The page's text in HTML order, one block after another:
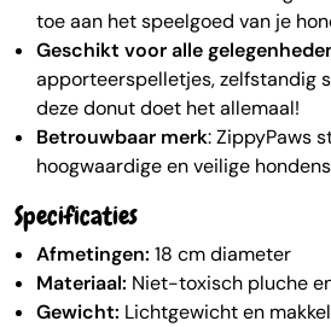
toe aan het speelgoed van je
Geschikt voor alle
apporteerspelletjes, zelfstandig
deze donut doet het allemaal!
Betrouwbaar merk: ZippyPaws
hoogwaardige en veilige
Specificaties
Afmetingen: 18 cm diameter
Materiaal: Niet-toxisch pluche
Gewicht: Lichtgewicht en